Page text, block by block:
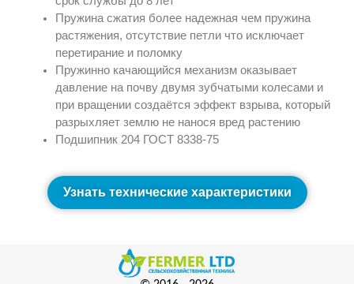
Пружина сжатия более надежная чем пружина
растяжения, отсутствие петли что исключает
перетирание и поломку
Пружинно качающийся механизм оказывает
давление на почву двумя зубчатыми колесами и
при вращении создаётся эффект взрыва, который
разрыхляет землю не нанося вред растению
Подшипник 204 ГОСТ 8338-75
Узнать технические характеристики